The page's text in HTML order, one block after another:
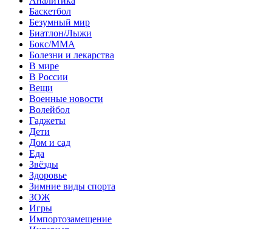
Баскетбол
Безумный мир
Биатлон/Лыжи
Бокс/MMA
Болезни и лекарства
В мире
В России
Вещи
Военные новости
Волейбол
Гаджеты
Дети
Дом и сад
Еда
Звёзды
Здоровье
Зимние виды спорта
ЗОЖ
Игры
Импортозамещение